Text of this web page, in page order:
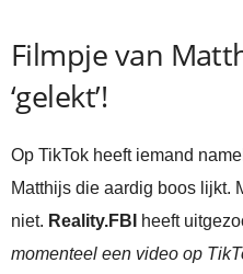
Filmpje van
‘gelekt’!
Op TikTok heeft iemand
Matthijs die aardig boos lijkt.
niet. Reality.FBI heeft
momenteel een video op